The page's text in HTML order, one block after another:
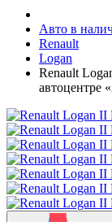
Авто в
Renault
Logan
Renault
автоцентре